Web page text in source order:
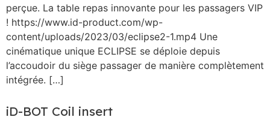
perçue. La table repas innovante pour les passagers VIP
! https://www.id-product.com/wp-
content/uploads/2023/03/eclipse2-1.mp4 Une
cinématique unique ECLIPSE se déploie depuis
l’accoudoir du siège passager de manière complètement
intégrée. […]
iD-BOT Coil insert